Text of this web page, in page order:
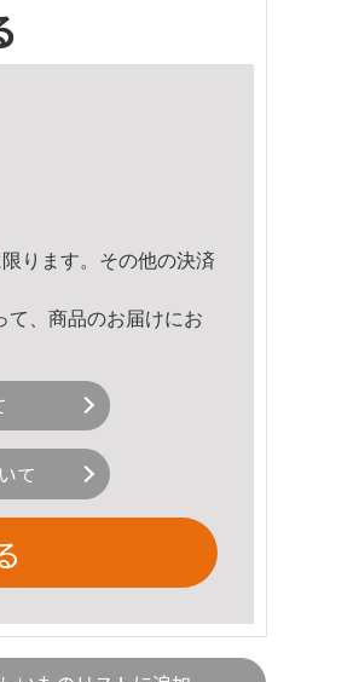
ります。その他の決済
、商品のお届けにお
て